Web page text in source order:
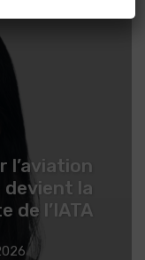
l’aviation
devient la
de l’IATA